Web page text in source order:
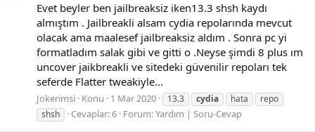
Evet beyler ben jailbreaksiz iken13.3 shsh kaydı
almıştım . Jailbreakli alsam cydia repolarında mevcut
olacak ama maalesef jailbreaksiz aldım . Sonra pc yi
formatladım salak gibi ve gitti o .Neyse şimdi 8 plus ım
uncover jaikbreakli ve sitedeki güvenilir repoları tek
seferde Flatter tweakiyle...
Jokerimsi Konu 1 Mar 2020 13.3 cydia hata
repo
shsh
Cevaplar: 6 Forum:Yardım | Soru-Cevap